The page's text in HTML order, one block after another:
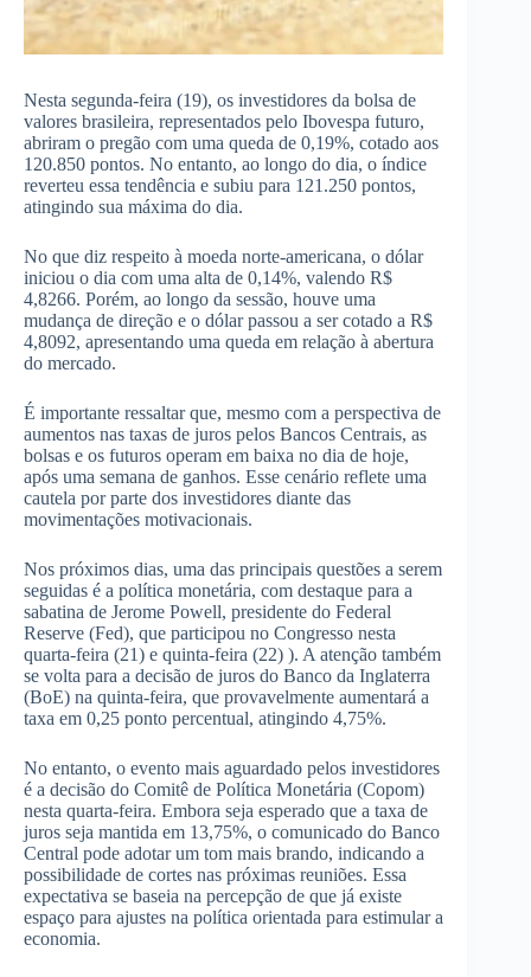
Nesta segunda-feira (19), os investidores da bolsa de
valores brasileira, representados pelo Ibovespa futuro,
abriram o pregão com uma queda de 0,19%, cotado aos
120.850 pontos. No entanto, ao longo do dia, o índice
reverteu essa tendência e subiu para 121.250 pontos,
atingindo sua máxima do dia.
No que diz respeito à moeda norte-americana, o dólar
iniciou o dia com uma alta de 0,14%, valendo R$
4,8266. Porém, ao longo da sessão, houve uma
mudança de direção e o dólar passou a ser cotado a R$
4,8092, apresentando uma queda em relação à abertura
do mercado.
É importante ressaltar que, mesmo com a perspectiva de
aumentos nas taxas de juros pelos Bancos Centrais, as
bolsas e os futuros operam em baixa no dia de hoje,
após uma semana de ganhos. Esse cenário reflete uma
cautela por parte dos investidores diante das
movimentações motivacionais.
Nos próximos dias, uma das principais questões a serem
seguidas é a política monetária, com destaque para a
sabatina de Jerome Powell, presidente do Federal
Reserve (Fed), que participou no Congresso nesta
quarta-feira (21) e quinta-feira (22) ). A atenção também
se volta para a decisão de juros do Banco da Inglaterra
(BoE) na quinta-feira, que provavelmente aumentará a
taxa em 0,25 ponto percentual, atingindo 4,75%.
No entanto, o evento mais aguardado pelos investidores
é a decisão do Comitê de Política Monetária (Copom)
nesta quarta-feira. Embora seja esperado que a taxa de
juros seja mantida em 13,75%, o comunicado do Banco
Central pode adotar um tom mais brando, indicando a
possibilidade de cortes nas próximas reuniões. Essa
expectativa se baseia na percepção de que já existe
espaço para ajustes na política orientada para estimular a
economia.